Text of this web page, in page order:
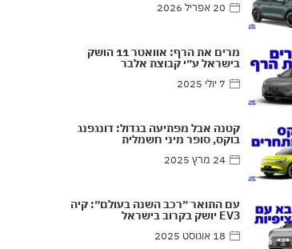
20 אפריל 2026
מרים את הרף: אוואטר 11 הושק
בישראל ע״י קבוצת אלבר
7 יולי 2025
קטנה אבל מפתיעה בגדול: דונגפנג
בוקס, סופר מיני חשמלית
24 מרץ 2025
עם התואר ״רכב השנה בעולם״: קיה
EV3 יושק בקרוב בישראל
18 אוגוסט 2025